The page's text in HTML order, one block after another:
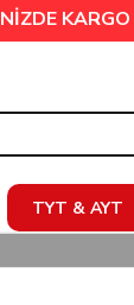
TYT & AYT